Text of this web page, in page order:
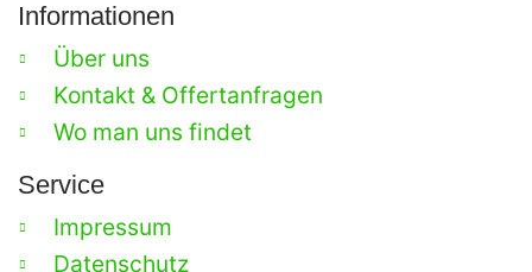
Informationen
Über uns
Kontakt & Offertanfragen
Wo man uns findet
Service
Impressum
Datenschutz